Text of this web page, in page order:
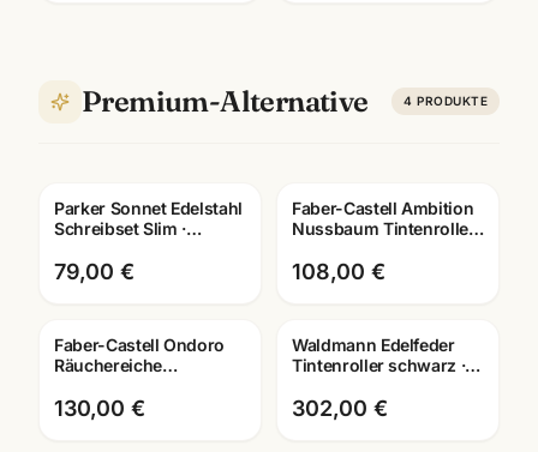
Premium-Alternative 4 PRODUKTE
Gravur
Parker Sonnet Edelstahl
Schreibset Slim ·
Kugelschreiber · G.C.
79,00 €
Faber-Castell Ambition
Nussbaum Tintenroller ·
Lasergravur
108,00 €
Faber-Castell Ondoro
Räuchereiche
Roller + Kuli · mit
Lasergravur
130,00 €
Gravur
Waldmann Edelfeder
Tintenroller schwarz ·
0149 · mit Lasergravur
302,00 €